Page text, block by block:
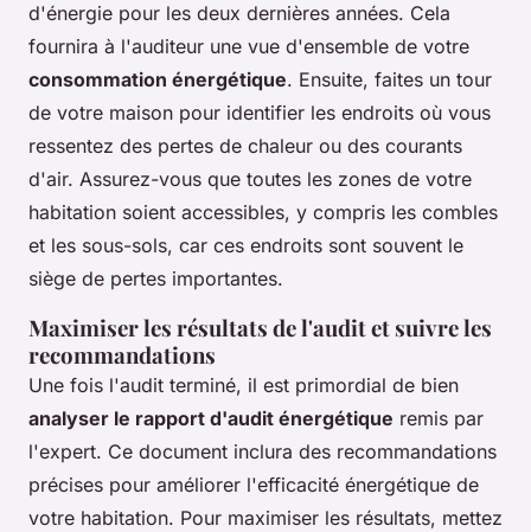
d'énergie pour les deux dernières années. Cela
fournira à l'auditeur une vue d'ensemble de votre
consommation énergétique. Ensuite, faites un tour
de votre maison pour identifier les endroits où vous
ressentez des pertes de chaleur ou des courants
d'air. Assurez-vous que toutes les zones de votre
habitation soient accessibles, y compris les combles
et les sous-sols, car ces endroits sont souvent le
siège de pertes importantes.
Maximiser les résultats de l'audit et suivre les
recommandations
Une fois l'audit terminé, il est primordial de bien
analyser le rapport d'audit énergétique remis par
l'expert. Ce document inclura des recommandations
précises pour améliorer l'efficacité énergétique de
votre habitation. Pour maximiser les résultats, mettez